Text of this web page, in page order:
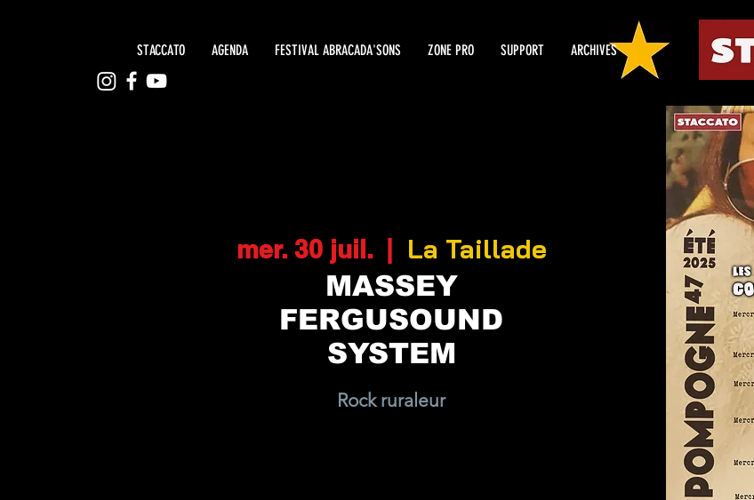
STACCATO AGENDA FESTIVAL ABRACADA'SONS ZONE PRO SUPPORT ARCHIVES
mer. 30 juil.
  |
La Taillade
MASSEY
FERGUSOUND
SYSTEM
Rock ruraleur